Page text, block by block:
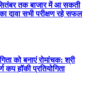
तक बाजार में आ सकती
दावा सभी परीक्षण रहे सफल
को बनाएं रोमांचक: श्री
कप हॉकी प्रतियोगिता